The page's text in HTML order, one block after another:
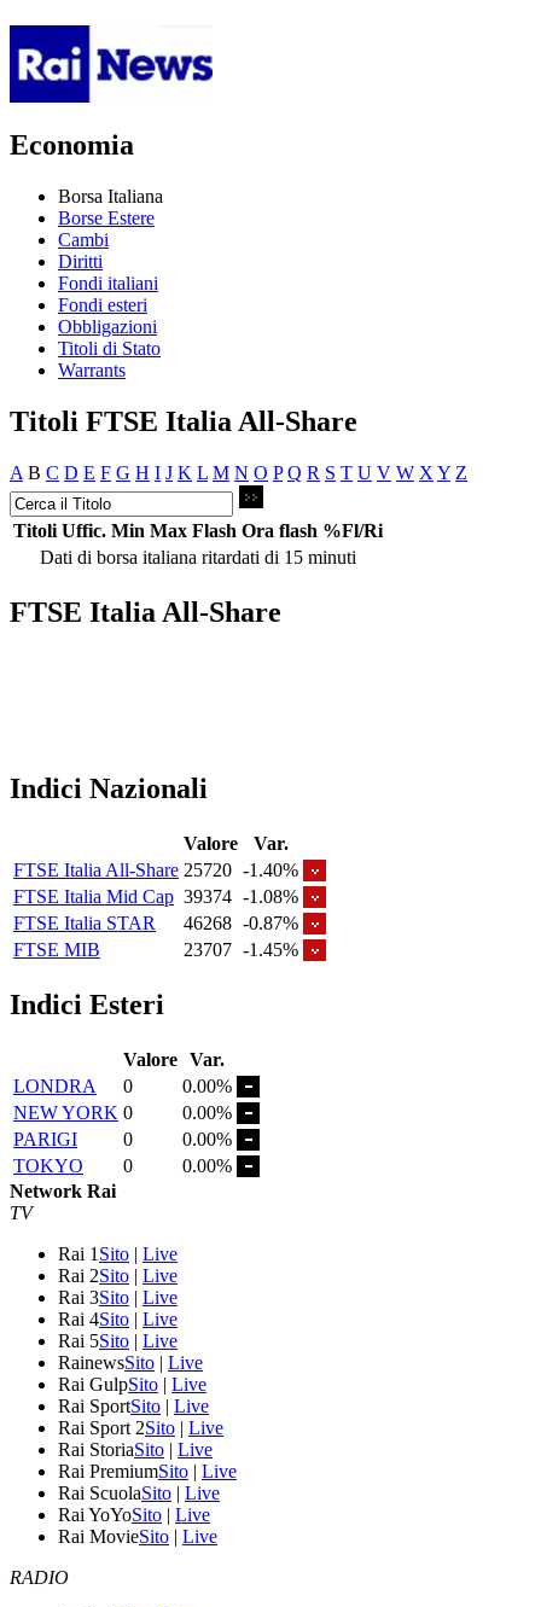
Economia
Borsa Italiana
Borse Estere
Cambi
Diritti
Fondi italiani
Fondi esteri
Obbligazioni
Titoli di Stato
Warrants
Titoli FTSE Italia All-Share
A B C D E F G H I J K L M N O P Q R S T U V W X Y Z
Titoli Uffic. Min Max Flash Ora flash %Fl/Ri
Dati di borsa italiana ritardati di 15 minuti
FTSE Italia All-Share
Indici Nazionali
Valore
Var.
FTSE Italia All-Share 25720 -1.40%
FTSE Italia Mid Cap 39374 -1.08%
FTSE Italia STAR
46268 -0.87%
FTSE MIB
23707 -1.45%
Indici Esteri
Valore Var.
LONDRA
0
0.00%
NEW YORK 0
0.00%
PARIGI
0
0.00%
TOKYO
0
0.00%
Network Rai
TV
Rai 1 Sito | Live
Rai 2Sito | Live
Rai 3Sito | Live
Rai 4Sito | Live
Rai 5Sito | Live
RainewsSito | Live
Rai GulpSito | Live
Rai SportSito | Live
Rai Sport 2Sito | Live
Rai StoriaSito | Live
Rai PremiumSito | Live
Rai ScuolaSito | Live
Rai YoYoSito | Live
Rai MovieSito | Live
RADIO